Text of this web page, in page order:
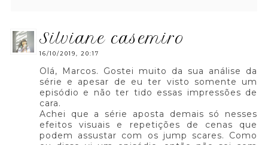
silviane casemiro
16/10/2019, 20:17
Olá, Marcos. Gostei muito da sua análise da
série e apesar de eu ter visto somente um
episódio e não ter tido essas impressões de
cara.
Achei que a série aposta demais só nesses
efeitos visuais e repetições de cenas que
podem assustar com os jump scares. Como